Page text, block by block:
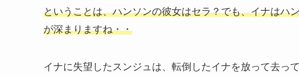
ということは、ハンソンの彼女はセラ？でも、イナはハ
が深まりますね・・
イナに失望したスンジュは、転倒したイナを放って去っ